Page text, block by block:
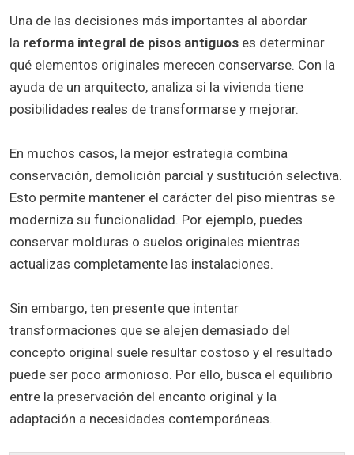
Una de las decisiones más importantes al abordar
la reforma integral de pisos antiguos es determinar
qué elementos originales merecen conservarse. Con la
ayuda de un arquitecto, analiza si la vivienda tiene
posibilidades reales de transformarse y mejorar.
En muchos casos, la mejor estrategia combina
conservación, demolición parcial y sustitución selectiva.
Esto permite mantener el carácter del piso mientras se
moderniza su funcionalidad. Por ejemplo, puedes
conservar molduras o suelos originales mientras
actualizas completamente las instalaciones.
Sin embargo, ten presente que intentar
transformaciones que se alejen demasiado del
concepto original suele resultar costoso y el resultado
puede ser poco armonioso. Por ello, busca el equilibrio
entre la preservación del encanto original y la
adaptación a necesidades contemporáneas.